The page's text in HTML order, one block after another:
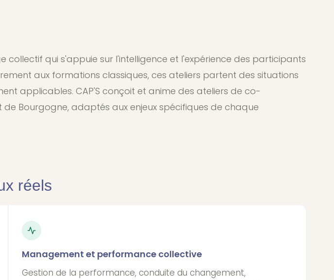
qui s'appuie sur l'intelligence et l'expérience des participants
aux formations classiques, ces ateliers partent des situations
applicables. CAP'S conçoit et anime des ateliers de co-
de Bourgogne, adaptés aux enjeux spécifiques de chaque
réels
Management et performance collective
Gestion de la performance, conduite du changement,